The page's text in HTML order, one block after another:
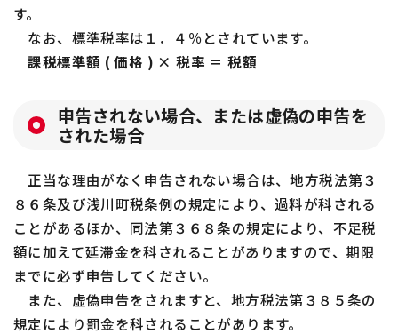
す。
なお、標準税率は１．４％とされています。
課税標準額 ( 価格 ) × 税率 ＝ 税額
申告されない場合、または虚偽の申告を
された場合
正当な理由がなく申告されない場合は、地方税法第３
８６条及び浅川町税条例の規定により、過料が科される
ことがあるほか、同法第３６８条の規定により、不足税
額に加えて延滞金を科されることがありますので、期限
までに必ず申告してください。
また、虚偽申告をされますと、地方税法第３８５条の
規定により罰金を科されることがあります。